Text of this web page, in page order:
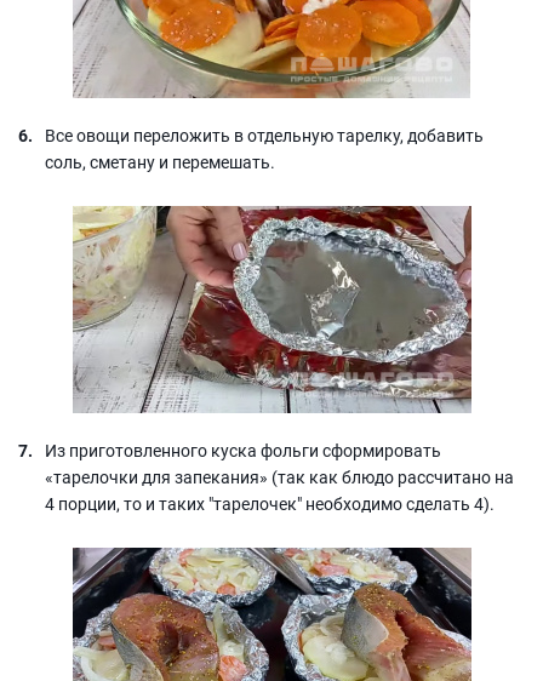
Все овощи переложить в отдельную тарелку, добавить
соль, сметану и перемешать.
Из приготовленного куска фольги сформировать
«тарелочки для запекания» (так как блюдо рассчитано на
4 порции, то и таких "тарелочек" необходимо сделать 4).